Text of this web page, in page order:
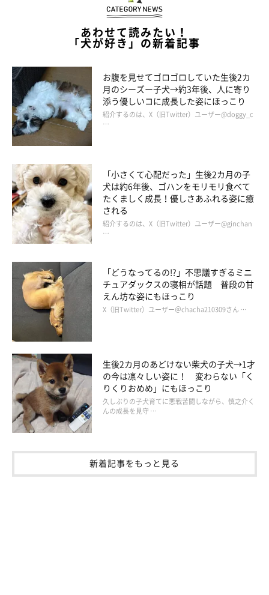
かぼすちゃんとおさんぽ。
かぼちゃんのクンクンも
特別に念入りです。
あわせて読みたい！
「犬が好き」の新着記事
お腹を見せてゴロゴロしていた生後2カ
月のシーズー子犬→約3年後、人に寄り
添う優しいコに成長した姿にほっこり
紹介するのは、X（旧Twitter）ユーザー@doggy_c
…
「小さくて心配だった」生後2カ月の子
犬は約6年後、ゴハンをモリモリ食べて
たくましく成長！優しさあふれる姿に癒
される
紹介するのは、X（旧Twitter）ユーザー@ginchan
…
「どうなってるの!?」不思議すぎるミニ
チュアダックスの寝相が話題 普段の甘
えん坊な姿にもほっこり
X（旧Twitter）ユーザー＠chacha210309さん …
生後2カ月のあどけない柴犬の子犬→1才
の今は凛々しい姿に！ 変わらない「く
りくりおめめ」にもほっこり
久しぶりの子犬育てに悪戦苦闘しながら、慎之介く
んの成長を見守 …
新着記事をもっと見る